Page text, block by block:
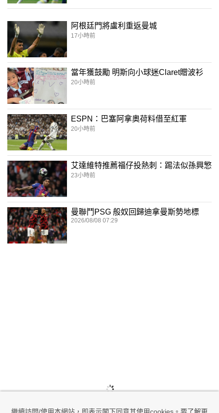
阿根廷門將盧利重返曼城
17小時前
當年獲鼓勵 明斯向小球迷Claret贈波衫
20小時前
ESPN：巴塞阿拿奧荷料借至紅軍
20小時前
艾達維特推薦福仔投熱刺：踢法似孫興慜
23小時前
曼聯鬥PSG 般奴回歸迪拿曼斯勢地標
2026/08/08 07:29